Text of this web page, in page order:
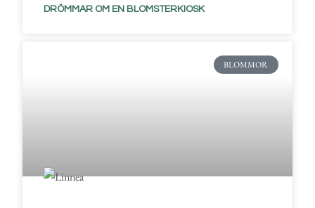
DRÖMMAR OM EN BLOMSTERKIOSK
BLOMMOR